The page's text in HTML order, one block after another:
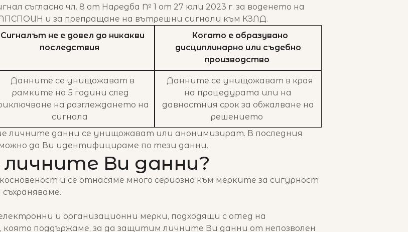
съгласно чл. 8 от Наредба № 1 от 27 юли 2023 г. за воденето на
и за препращане на вътрешни сигнали към КЗЛД.
Сигналът не е довел до никакви
последствия
Когато е образувано
дисциплинарно или съдебно
производство
Данните се унищожават в
рамките на 5 години след
на разглеждането на
сигнала
Данните се унищожават в края
на процедурата или на
давностния срок за обжалване на
решението
личните данни се унищожават или анонимизират. В последния
да Ви идентифицираме по тези данни.
Ви данни?
и се отнасяме много сериозно към мерките за сигурност
и организационни мерки, подходящи с оглед на
поддържаме, за да защитим личните Ви данни от непозволен